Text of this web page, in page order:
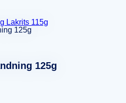
Lakrits 115g
125g